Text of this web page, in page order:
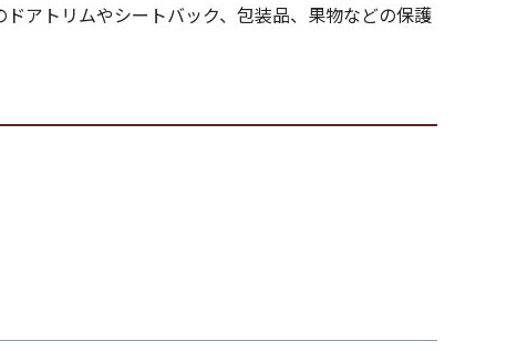
アトリムやシートバック、包装品、果物などの保護